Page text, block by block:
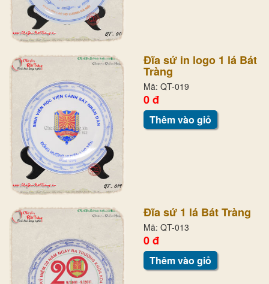
Đĩa sứ in logo 1 lá Bát
Tràng
Mã: QT-019
0 đ
Thêm vào giỏ
Đĩa sứ 1 lá Bát Tràng
Mã: QT-013
0 đ
Thêm vào giỏ